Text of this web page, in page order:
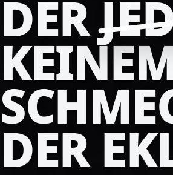
DER
DER